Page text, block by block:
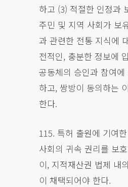
하고 (3) 적절한 인정과
주민 및 지역 사회가 보
과 관련한 전통 지식에
전적인, 충분한 정보에
공동체의 승인과 참여
하고, 쌍방이 동의하는
한다.
115. 특허 출원에 기여
사회의 귀속 권리를 보
이, 지적재산권 법제 내
이 채택되어야 한다.